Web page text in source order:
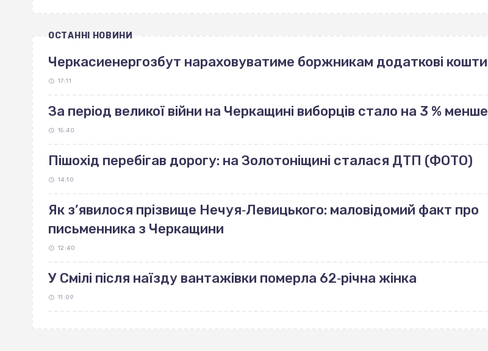
ОСТАННІ НОВИНИ
Черкасиенергозбут нараховуватиме боржникам додаткові кошти
17:11
За період великої війни на Черкащині виборців стало на 3 % менше
15:40
Пішохід перебігав дорогу: на Золотоніщині сталася ДТП (ФОТО)
14:10
Як з’явилося прізвище Нечуя‐Левицького: маловідомий факт про
письменника з Черкащини
12:40
У Смілі після наїзду вантажівки померла 62‐річна жінка
11:09